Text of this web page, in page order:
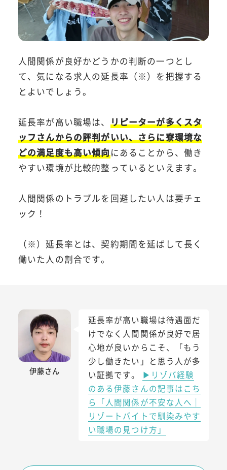
人間関係が良好かどうかの判断の一つとし
て、気になる求人の延長率（※）を把握する
とよいでしょう。
延長率が高い職場は、 リピーターが多くスタ
ッフさんからの評判がいい、さらに寮環境な
どの満足度も高い傾向にあることから、働き
やすい環境が比較的整っているといえます。
人間関係のトラブルを回避したい人は要チェ
ック！
（※）延長率とは、契約期間を延ばして長く
働いた人の割合です。
伊藤さん
延長率が高い職場は待遇面だ
けでなく人間関係が良好で居
心地が良いからこそ、「もう
少し働きたい」と思う人が多
い証拠です。
▶リゾバ経験
のある伊藤さんの記事はこち
ら「人間関係が不安な人へ｜
リゾートバイトで馴染みやす
い職場の見つけ方」